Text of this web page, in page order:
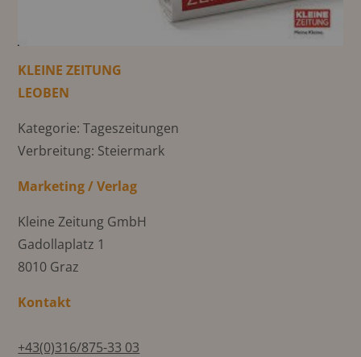
KLEINE ZEITUNG
LEOBEN
Kategorie: Tageszeitungen
Verbreitung: Steiermark
Marketing / Verlag
Kleine Zeitung GmbH
Gadollaplatz 1
8010 Graz
Kontakt
+43(0)316/875-33 03